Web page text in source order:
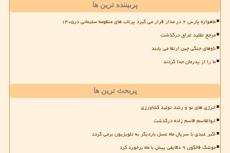
پربیننده ترین ها
ماهواره پارس ۲ در مدار قرار می گیرد پرتاب های منظومه سلیمانی در۱۴۰۵
مرجع تقلید عراق درگذشت
ناوهای جنگی چین ارتقا می یابند
ما را از پدرمان جدا کردند
پربحث ترین ها
انرژی های نو و رشد تولید کشاورزی
ابوالقاسم قاسم زاده درگذشت
اکبر عبدی با سریال ماه عسل باردیگر به تلویزیون برمی گردد
موشک فالکون ۹ دقایقی پیش با ماه برخورد کرد